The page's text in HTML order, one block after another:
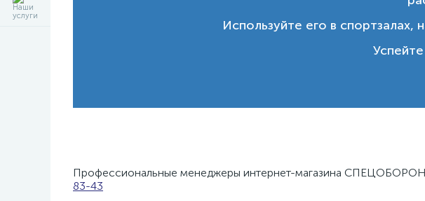
Используйте его в
Профессиональные менеджеры интернет-магазина
83-43